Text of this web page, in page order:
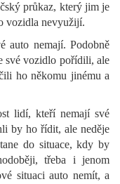
průkaz, který jim je
vozidla nevyužijí.
auto nemají. Podobně
své vozidlo pořídili, ale
ho někomu jinému a
lidí, kteří nemají své
by ho řídit, ale neděje
do situace, kdy by
třeba i jenom
situaci auto nemít, a